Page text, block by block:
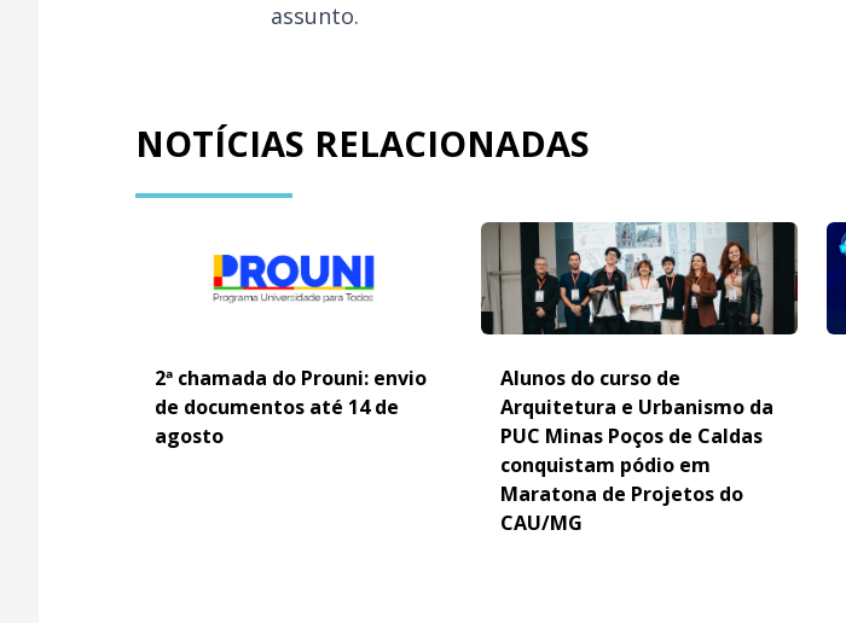
assunto.
NOTÍCIAS RELACIONADAS
2ª chamada do Prouni: envio
de documentos até 14 de
agosto
Alunos do curso de
Arquitetura e Urbanismo da
PUC Minas Poços de Caldas
conquistam pódio em
Maratona de Projetos do
CAU/MG